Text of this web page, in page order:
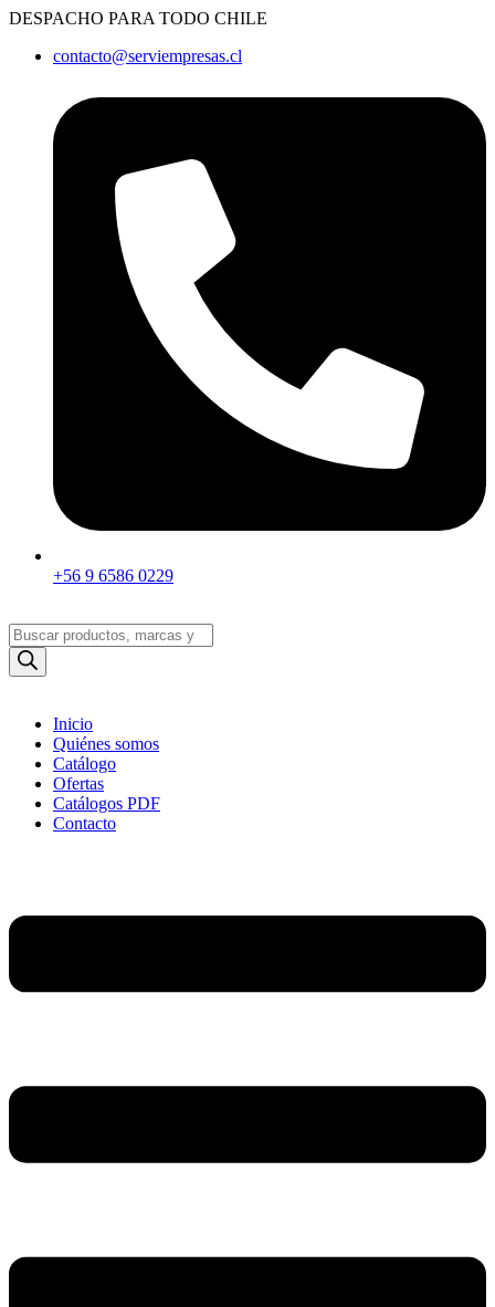
Ir
contenido
DESPACHO PARA TODO CHILE
contacto@serviempresas.cl
+56 9 6586 0229
Búsqueda
de
productos
Inicio
Quiénes somos
Catálogo
Ofertas
Catálogos PDF
Contacto